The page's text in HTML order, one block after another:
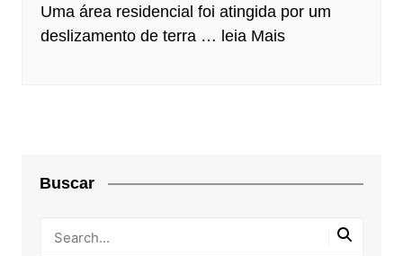
Uma área residencial foi atingida por um
deslizamento de terra … leia Mais
Buscar